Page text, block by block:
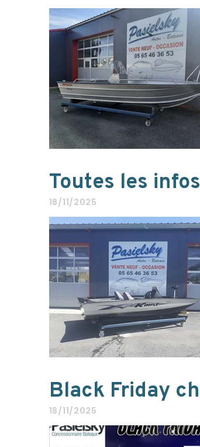
Toutes les
18/11/2025
Black Friday
18/11/2025